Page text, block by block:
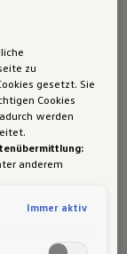
Zudem
zu
gesetzt. Sie
Cookies
werden
anderem
LLC) weitergibt.
Immer aktiv